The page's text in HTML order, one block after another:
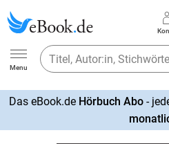
Ebook.de
Menu
Das eBook.de Hörbuch Abo-